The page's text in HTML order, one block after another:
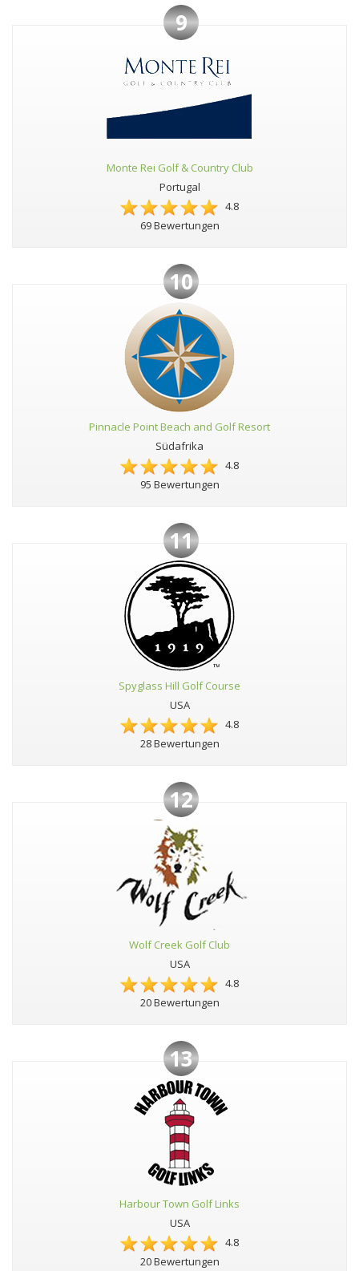
9
Monte Rei Golf & Country Club
Portugal
4.8
69 Bewertungen
10
Pinnacle Point Beach and Golf Resort
Südafrika
4.8
95 Bewertungen
11
Spyglass Hill Golf Course
USA
4.8
28 Bewertungen
12
Wolf Creek Golf Club
USA
4.8
20 Bewertungen
13
Harbour Town Golf Links
USA
4.8
20 Bewertungen